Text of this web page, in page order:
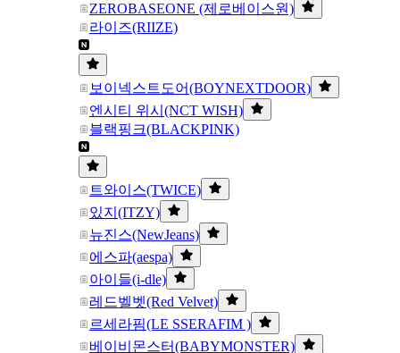
ZEROBASEONE (제로베이스원)
라이즈(RIIZE)
보이넥스트도어(BOYNEXTDOOR)
엔시티 위시(NCT WISH)
블랙핑크(BLACKPINK)
트와이스(TWICE)
있지(ITZY)
뉴진스(NewJeans)
에스파(aespa)
아이들(i-dle)
레드벨벳(Red Velvet)
르세라핌(LE SSERAFIM )
베이비몬스터(BABYMONSTER)